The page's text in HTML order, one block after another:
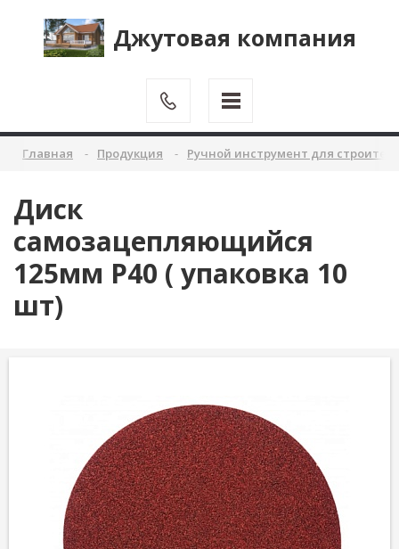
Джутовая компания
Главная Продукция Ручной инструмент для
Диск
самозацепляющийся
125мм Р40 ( упаковка 10
шт)